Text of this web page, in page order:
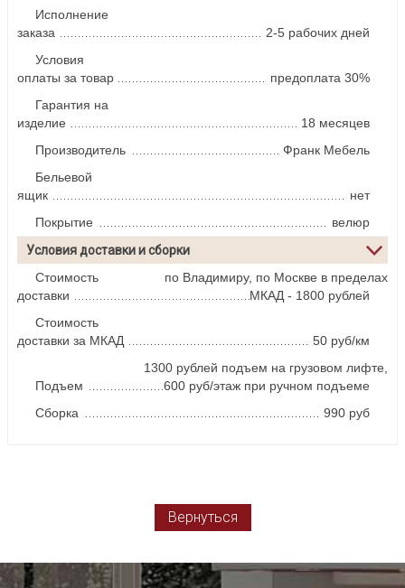
Исполнение
заказа
2-5 рабочих дней
Условия
оплаты за товар
предоплата 30%
Гарантия на
изделие
18 месяцев
Производитель
Франк Мебель
Бельевой
ящик
нет
Покрытие
велюр
Условия доставки и сборки
Стоимость
доставки
по Владимиру, по Москве в пределах
МКАД - 1800 рублей
Стоимость
доставки за МКАД
50 руб/км
Подъем
1300 рублей подъем на грузовом лифте,
600 руб/этаж при ручном подъеме
Сборка
990 руб
Вернуться